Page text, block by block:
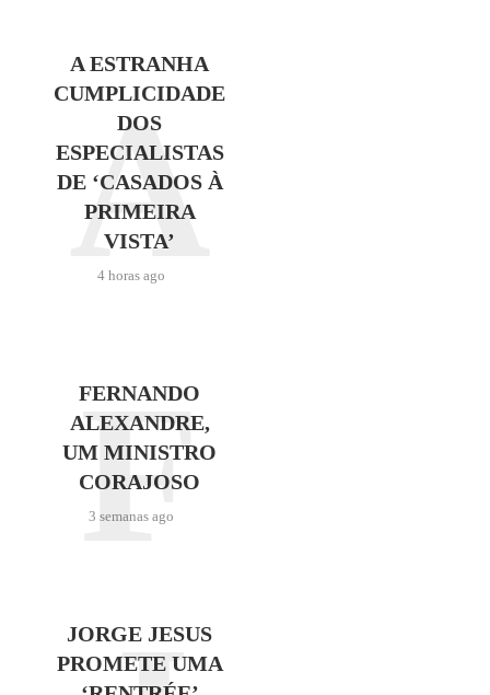
A ESTRANHA
CUMPLICIDADE
DOS
ESPECIALISTAS
DE ‘CASADOS À
PRIMEIRA
VISTA’
4 horas ago
A
FERNANDO
ALEXANDRE,
UM MINISTRO
CORAJOSO
3 semanas ago
F
JORGE JESUS
PROMETE UMA